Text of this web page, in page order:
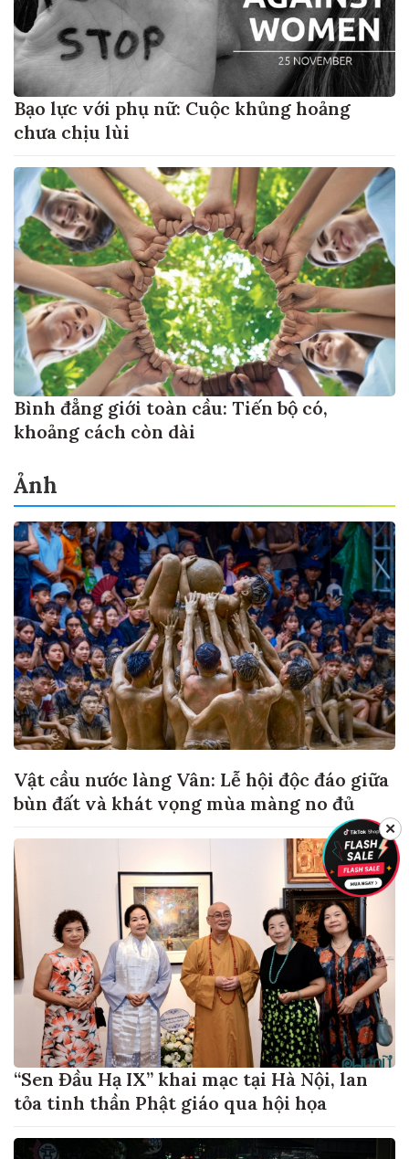
Bạo lực với phụ nữ: Cuộc khủng hoảng
chưa chịu lùi
Bình đẳng giới toàn cầu: Tiến bộ có,
khoảng cách còn dài
Ảnh
Vật cầu nước làng Vân: Lễ hội độc đáo giữa
bùn đất và khát vọng mùa màng no đủ
“Sen Đầu Hạ IX” khai mạc tại Hà Nội, lan
tỏa tinh thần Phật giáo qua hội họa
✕